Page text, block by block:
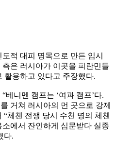
적 대피 명목으로 만든 임시
은 러시아가 이곳을 피란민들
활용하고 있다고 주장했다.
베니멘 캠프는 ‘여과 캠프’다.
거쳐 러시아의 먼 곳으로 강제
체첸 전쟁 당시 수천 명의 체첸
에서 잔인하게 심문받다 실종
다.